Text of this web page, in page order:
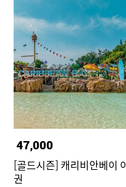
47,000
[골드시즌] 캐리비안베이
권